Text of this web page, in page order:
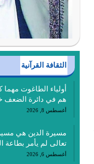
الثقافة القرآنية
أولياء الطاغوت
هم في دائرة
أغسطس 8, 2026
مسيرة الدين هي
تعالى لم يأمر بطاعة
أغسطس 6, 2026